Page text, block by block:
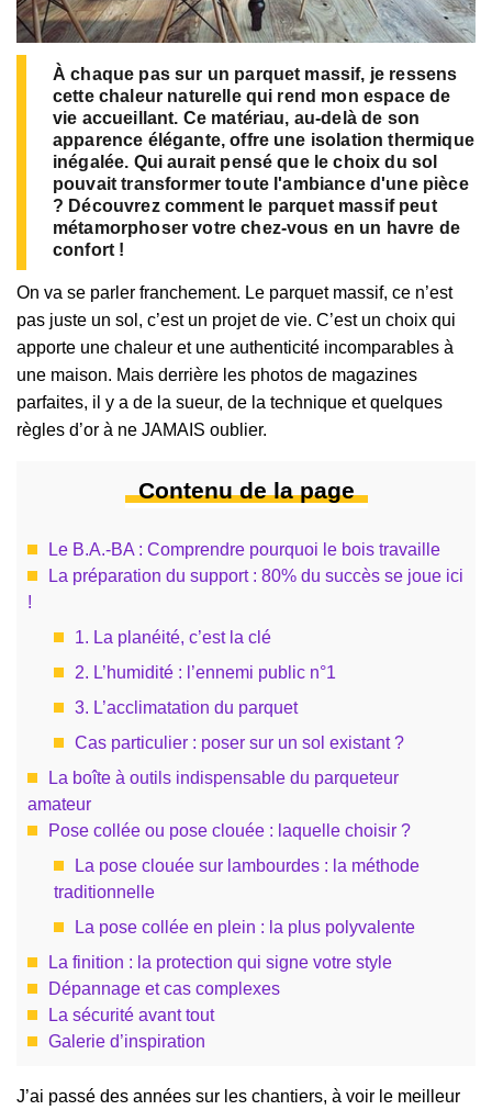
À chaque pas sur un parquet massif, je ressens
cette chaleur naturelle qui rend mon espace de
vie accueillant. Ce matériau, au-delà de son
apparence élégante, offre une isolation thermique
inégalée. Qui aurait pensé que le choix du sol
pouvait transformer toute l'ambiance d'une pièce
? Découvrez comment le parquet massif peut
métamorphoser votre chez-vous en un havre de
confort !
On va se parler franchement. Le parquet massif, ce n’est
pas juste un sol, c’est un projet de vie. C’est un choix qui
apporte une chaleur et une authenticité incomparables à
une maison. Mais derrière les photos de magazines
parfaites, il y a de la sueur, de la technique et quelques
règles d’or à ne JAMAIS oublier.
Contenu de la page
Le B.A.-BA : Comprendre pourquoi le bois travaille
La préparation du support : 80% du succès se joue ici
!
1. La planéité, c’est la clé
2. L’humidité : l’ennemi public n°1
3. L’acclimatation du parquet
Cas particulier : poser sur un sol existant ?
La boîte à outils indispensable du parqueteur
amateur
Pose collée ou pose clouée : laquelle choisir ?
La pose clouée sur lambourdes : la méthode
traditionnelle
La pose collée en plein : la plus polyvalente
La finition : la protection qui signe votre style
Dépannage et cas complexes
La sécurité avant tout
Galerie d’inspiration
J’ai passé des années sur les chantiers, à voir le meilleur